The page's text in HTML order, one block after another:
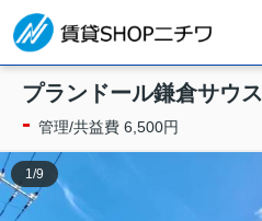
プランドール鎌倉サウス
- 管理/共益費 6,500円
1 /9